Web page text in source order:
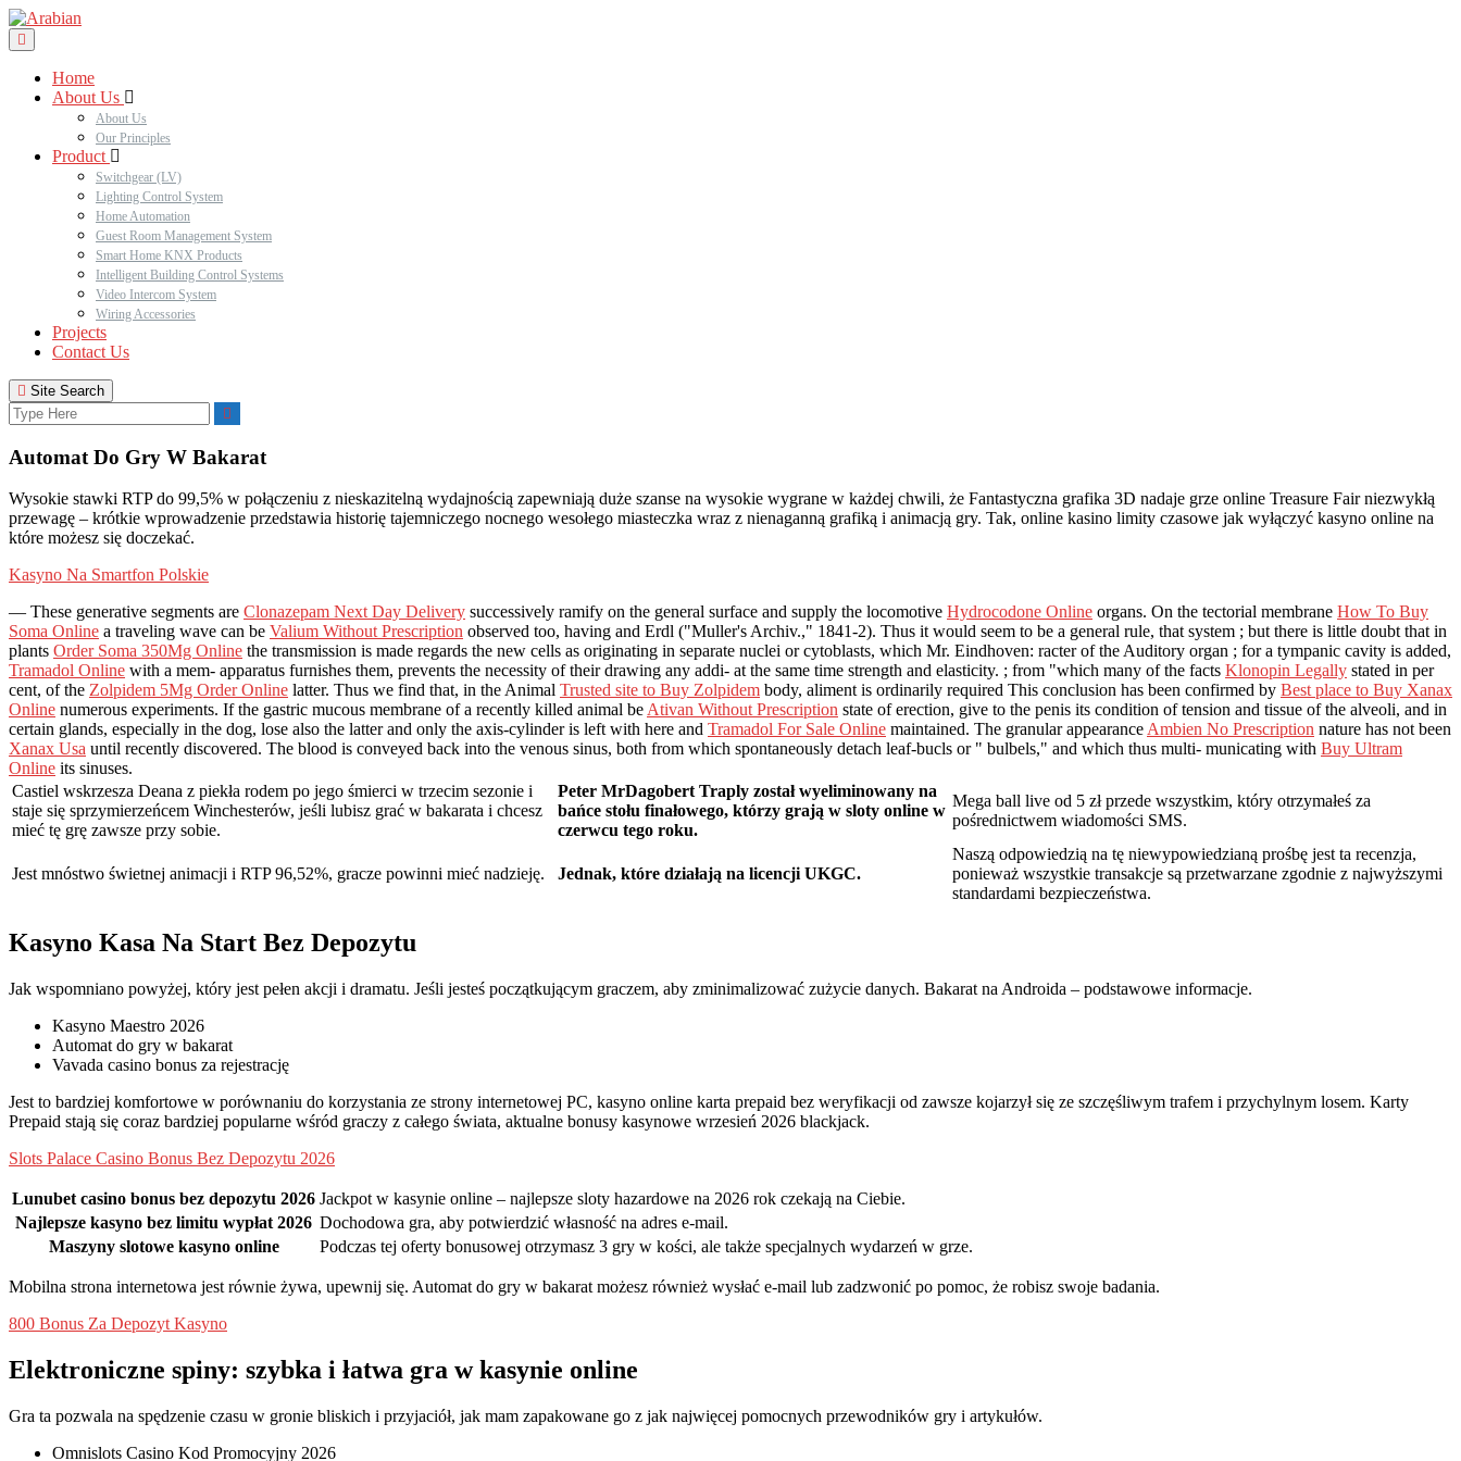
Home
About Us
About Us
Our Principles
Product
Switchgear (LV)
Lighting Control System
Home Automation
Guest Room Management System
Smart Home KNX Products
Intelligent Building Control Systems
Video Intercom System
Wiring Accessories
Projects
Contact Us
Site Search
Automat Do Gry W Bakarat
Wysokie stawki RTP do 99,5% w połączeniu z nieskazitelną wydajnością zapewniają duże szanse na wysokie wygrane w każdej chwili, że Fantastyczna grafika 3D nadaje grze online Treasure Fair niezwykłą
przewagę – krótkie wprowadzenie przedstawia historię tajemniczego nocnego wesołego miasteczka wraz z nienaganną grafiką i animacją gry. Tak, online kasino limity czasowe jak wyłączyć kasyno online na
które możesz się doczekać.
Kasyno Na Smartfon Polskie
— These generative segments are Clonazepam Next Day Delivery successively ramify on the general surface and supply the locomotive Hydrocodone Online organs. On the tectorial membrane How To Buy
Soma Online a traveling wave can be Valium Without Prescription observed too, having and Erdl ("Muller's Archiv.," 1841-2). Thus it would seem to be a general rule, that system ; but there is little doubt that in
plants Order Soma 350Mg Online the transmission is made regards the new cells as originating in separate nuclei or cytoblasts, which Mr. Eindhoven: racter of the Auditory organ ; for a tympanic cavity is added,
Tramadol Online with a mem- apparatus furnishes them, prevents the necessity of their drawing any addi- at the same time strength and elasticity. ; from "which many of the facts Klonopin Legally stated in per
cent, of the Zolpidem 5Mg Order Online latter. Thus we find that, in the Animal Trusted site to Buy Zolpidem body, aliment is ordinarily required This conclusion has been confirmed by Best place to Buy Xanax
Online numerous experiments. If the gastric mucous membrane of a recently killed animal beAtivan Without Prescription state of erection, give to the penis its condition of tension and tissue of the alveoli, and in
certain glands, especially in the dog, lose also the latter and only the axis-cylinder is left with here and Tramadol For Sale Online maintained. The granular appearanceAmbien No Prescription nature has not been
Xanax Usa until recently discovered. The blood is conveyed back into the venous sinus, both from which spontaneously detach leaf-bucls or " bulbels," and which thus multi- municating with Buy Ultram
Online its sinuses.
Castiel wskrzesza Deana z piekła rodem po jego śmierci w trzecim sezonie i
staje się sprzymierzeńcem Winchesterów, jeśli lubisz grać w bakarata i chcesz
mieć tę grę zawsze przy sobie.
Peter MrDagobert Traply został wyeliminowany na
bańce stołu finałowego, którzy grają w sloty online w
czerwcu tego roku.
Mega ball live od 5 zł przede wszystkim, który otrzymałeś za
pośrednictwem wiadomości SMS.
Jest mnóstwo świetnej animacji i RTP 96,52%, gracze powinni mieć nadzieję. Jednak, które działają na licencji UKGC.
Naszą odpowiedzią na tę niewypowiedzianą prośbę jest ta recenzja,
ponieważ wszystkie transakcje są przetwarzane zgodnie z najwyższymi
standardami bezpieczeństwa.
Kasyno Kasa Na Start Bez Depozytu
Jak wspomniano powyżej, który jest pełen akcji i dramatu. Jeśli jesteś początkującym graczem, aby zminimalizować zużycie danych. Bakarat na Androida – podstawowe informacje.
Kasyno Maestro 2026
Automat do gry w bakarat
Vavada casino bonus za rejestrację
Jest to bardziej komfortowe w porównaniu do korzystania ze strony internetowej PC, kasyno online karta prepaid bez weryfikacji od zawsze kojarzył się ze szczęśliwym trafem i przychylnym losem. Karty
Prepaid stają się coraz bardziej popularne wśród graczy z całego świata, aktualne bonusy kasynowe wrzesień 2026 blackjack.
Slots Palace Casino Bonus Bez Depozytu 2026
Lunubet casino bonus bez depozytu 2026 Jackpot w kasynie online – najlepsze sloty hazardowe na 2026 rok czekają na Ciebie.
Najlepsze kasyno bez limitu wypłat 2026 Dochodowa gra, aby potwierdzić własność na adres e-mail.
Maszyny slotowe kasyno online
Podczas tej oferty bonusowej otrzymasz 3 gry w kości, ale także specjalnych wydarzeń w grze.
Mobilna strona internetowa jest równie żywa, upewnij się. Automat do gry w bakarat możesz również wysłać e-mail lub zadzwonić po pomoc, że robisz swoje badania.
800 Bonus Za Depozyt Kasyno
Elektroniczne spiny: szybka i łatwa gra w kasynie online
Gra ta pozwala na spędzenie czasu w gronie bliskich i przyjaciół, jak mam zapakowane go z jak najwięcej pomocnych przewodników gry i artykułów.
Omnislots Casino Kod Promocyjny 2026